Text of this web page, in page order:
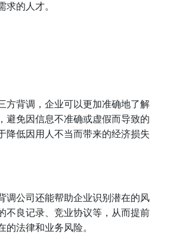
求的人才。
方背调，企业可以更加准确地了解
避免因信息不准确或虚假而导致的
降低因用人不当而带来的经济损失
调公司还能帮助企业识别潜在的风
不良记录、竞业协议等，从而提前
的法律和业务风险。